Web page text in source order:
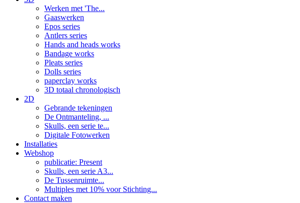
Werken met 'The...
Gaaswerken
Epos series
Antlers series
Hands and heads works
Bandage works
Pleats series
Dolls series
paperclay works
3D totaal chronologisch
2D
Gebrande tekeningen
De Ontmanteling, ...
Skulls, een serie te...
Digitale Fotowerken
Installaties
Webshop
publicatie: Present
Skulls, een serie A3...
De Tussenruimte...
Multiples met 10% voor Stichting...
Contact maken